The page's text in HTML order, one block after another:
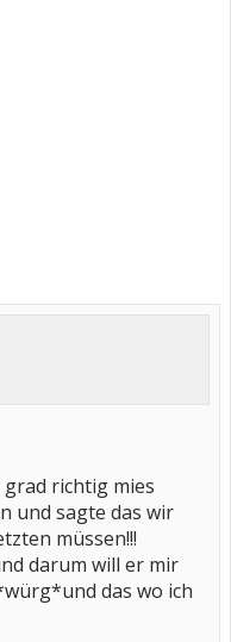
richtig mies
und sagte das wir
müssen!!!
darum will er mir
das wo ich